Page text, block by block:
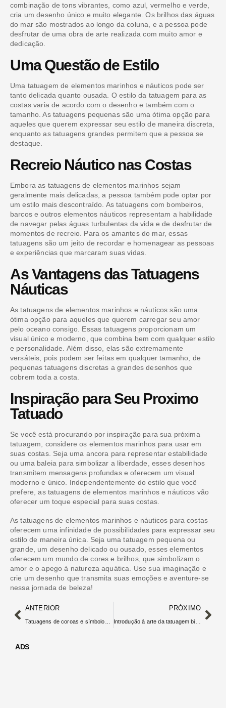
combinação de tons vibrantes, como azul, vermelho e verde,
cria um desenho único e muito elegante. Os brilhos das águas
do mar são mostrados ao longo da coluna, e a pessoa pode
desfrutar de uma obra de arte realizada com muito amor e
dedicação.
Uma Questão de Estilo
Uma tatuagem de elementos marinhos e náuticos pode ser
tanto delicada quanto ousada. O estilo da tatuagem para as
costas varia de acordo com o desenho e também com o
tamanho. As tatuagens pequenas são uma ótima opção para
aqueles que querem expressar seu estilo de maneira discreta,
enquanto as tatuagens grandes permitem que a pessoa se
destaque.
Recreio Náutico nas Costas
Embora as tatuagens de elementos marinhos sejam
geralmente mais delicadas, a pessoa também pode optar por
um estilo mais descontraído. As tatuagens com bombeiros,
barcos e outros elementos náuticos representam a habilidade
de navegar pelas águas turbulentas da vida e de desfrutar de
momentos de recreio. Para os amantes do mar, essas
tatuagens são um jeito de recordar e homenagear as pessoas
e experiências que marcaram suas vidas.
As Vantagens das Tatuagens
Náuticas
As tatuagens de elementos marinhos e náuticos são uma
ótima opção para aqueles que querem carregar seu amor
pelo oceano consigo. Essas tatuagens proporcionam um
visual único e moderno, que combina bem com qualquer estilo
e personalidade. Além disso, elas são extremamente
versáteis, pois podem ser feitas em qualquer tamanho, de
pequenas tatuagens discretas a grandes desenhos que
cobrem toda a costa.
Inspiração para Seu Proximo
Tatuado
Se você está procurando por inspiração para sua próxima
tatuagem, considere os elementos marinhos para usar em
suas costas. Seja uma ancora para representar estabilidade
ou uma baleia para simbolizar a liberdade, esses desenhos
transmitem mensagens profundas e oferecem um visual
moderno e único. Independentemente do estilo que você
prefere, as tatuagens de elementos marinhos e náuticos vão
oferecer um toque especial para suas costas.
As tatuagens de elementos marinhos e náuticos para costas
oferecem uma infinidade de possibilidades para expressar seu
estilo de maneira única. Seja uma tatuagem pequena ou
grande, um desenho delicado ou ousado, esses elementos
oferecem um mundo de cores e brilhos, que simbolizam o
amor e o apego à natureza aquática. Use sua imaginação e
crie um desenho que transmita suas emoções e aventure-se
nessa jornada de beleza!
ANTERIOR PRÓXIMO
ADS